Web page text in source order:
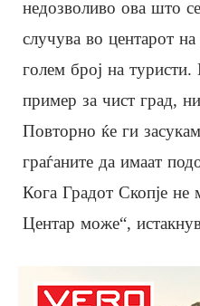
недозволиво ова што
случува во центарот
голем број на
пример за чист град,
Повторно ќе ги
граѓаните да имаат
Кога Градот Скопје
Центар може“,